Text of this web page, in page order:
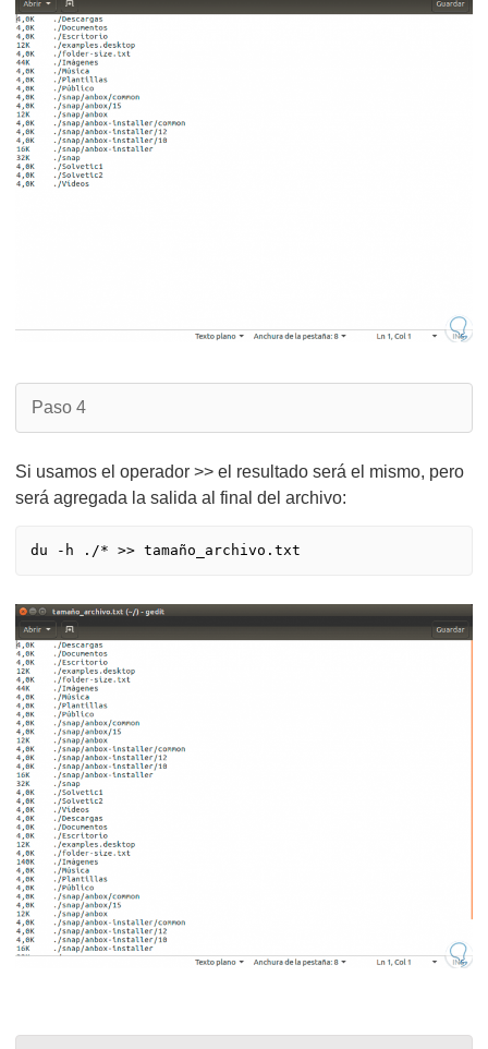
Paso 4
Si usamos el operador >> el resultado será el mismo, pero
será agregada la salida al final del archivo: